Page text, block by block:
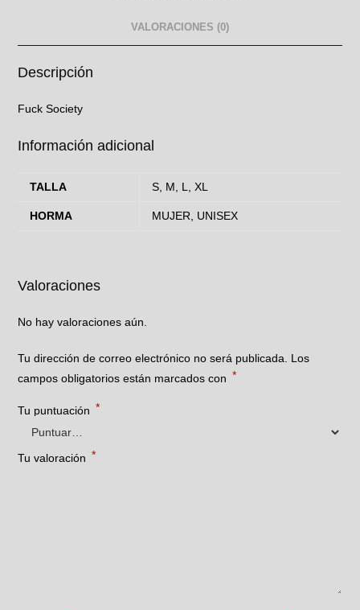
VALORACIONES (0)
Descripción
Fuck Society
Información adicional
TALLA S, M, L, XL
HORMA MUJER, UNISEX
Valoraciones
No hay valoraciones aún.
Tu dirección de correo electrónico no será publicada. Los
campos obligatorios están marcados con *
Tu puntuación *
Tu valoración *